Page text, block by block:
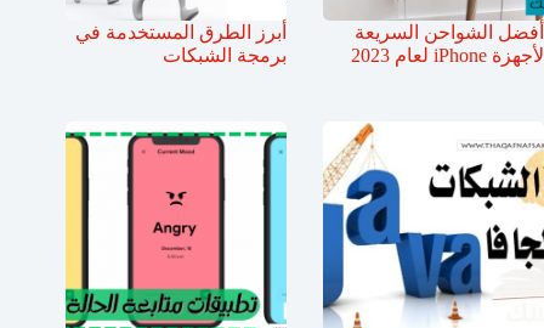
أفضل الشواحن السريعة
لأجهزة iPhone لعام 2023
أبرز الطرق المستخدمة في
برمجة الشبكات